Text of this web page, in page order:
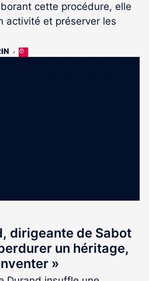
cette procédure, elle
activité et préserver les
Cet
dirigeante de Sabot
un héritage,
»